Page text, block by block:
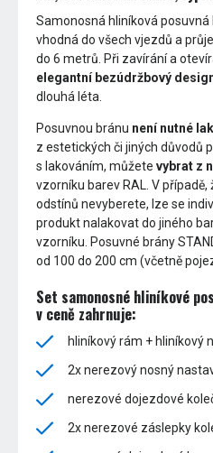
Samonosná hliníková posuvná
vhodná do všech vjezdů a
do 6 metrů. Při zavírání a
elegantní bezúdržbový
dlouhá léta.
Posuvnou bránu není nutné
z estetických či jiných důvodů
s lakováním, můžetevybrat z
vzorníku barev RAL. V
odstínů nevyberete, lze se
produkt nalakovat do jiného
vzorníku. Posuvné brány
od 100 do 200 cm (včetně
Set samonosné hliníkové
v ceně zahrnuje:
hliníkový rám + hliníkový
2x nerezový nosný
nerezové dojezdové
2x nerezové záslepky